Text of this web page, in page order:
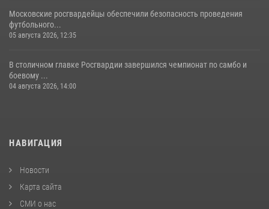
Московские росгвардейцы обеспечили безопасность проведения
футбольного...
05 августа 2026, 12:35
В столичном главке Росгвардии завершился чемпионат по самбо и
боевому ...
04 августа 2026, 14:00
НАВИГАЦИЯ
Новости
Карта сайта
СМИ о нас